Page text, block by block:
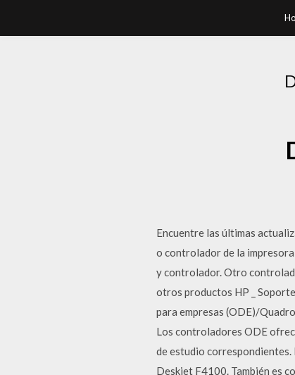
Encuentre las últimas
o controlador de la
y controlador. Otro
otros productos HP _
para empresas (ODE)/
Los controladores ODE
de estudio correspondientes.
Deskjet F4100. También es